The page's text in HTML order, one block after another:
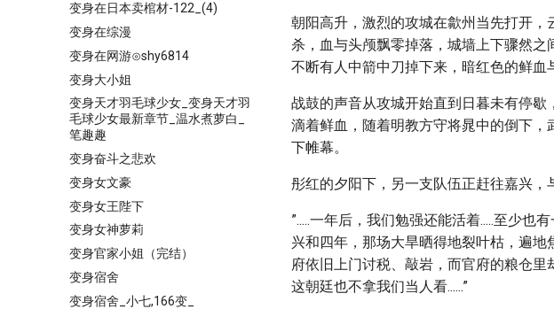
变身在日本卖棺材-122_(4)
变身在综漫
变身在网游⊙shy6814
变身大小姐
变身天才羽毛球少女_变身天才羽
毛球少女最新章节_温水煮萝白_
笔趣趣
变身奋斗之悲欢
变身女文豪
变身女王陛下
变身女神萝莉
变身官家小姐（完结）
变身宿舍
变身宿舍_小七,166变_
朝阳高升，激烈的攻城在歙州当先打开
杀，血与头颅飘零掉落，城墙上下骤然
不断有人中箭中刀掉下来，暗红色的鲜血
战鼓的声音从攻城开始直到日暮未有停歇
滴着鲜血，随着明教方守将晁中的倒下
下帷幕。
彤红的夕阳下，另一支队伍正赶往嘉兴，
”.....一年后，我们勉强还能活着.....至少
兴和四年，那场大旱晒得地裂叶枯，遍
府依旧上门讨税、敲岩，而官府的粮仓里
这朝廷也不拿我们当人看......”